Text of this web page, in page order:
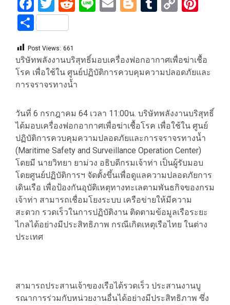
Share
Post Views: 661
บริษัทพลังงานบริสุทธิ์มอบเครื่องฟอกอากาศเพื่อฆ่าเชื้อ
โรค เพื่อใช้ใน ศูนย์ปฏิบัติการควบคุมความปลอดภัยและ
การจราจรทางน้ำ
วันที่ 6 กรกฎาคม 64 เวลา 11:00น. บริษัทพลังงานบริสุทธิ์
ได้มอบเครื่องฟอกอากาศเพื่อฆ่าเชื้อโรค เพื่อใช้ใน ศูนย์
ปฏิบัติการควบคุมความปลอดภัยและการจราจรทางน้ำ
(Maritime Safety and Surveillance Operation Center)
โดยมี นายวิทยา ยาม่วง อธิบดีกรมเจ้าท่า เป็นผู้รับมอบ
โดยศูนย์ปฏิบัติการฯ จัดตั้งขึ้นเพื่อดูแลความปลอดภัยการ
เดินเรือ เพื่อป้องกันอุบัติเหตุทางทะเลตามพันธกิจของกรม
เจ้าท่า สามารถเชื่อมโยงระบบ เครือข่ายให้มีความ
สะดวก รวดเร็วในการปฏิบัติงาน ติดตามข้อมูลเรือระยะ
ไกลได้อย่างมีประสิทธิภาพ กรณีเกิดเหตุเรือไทย ในต่าง
ประเทศ
สามารถประสานเจ้าของเรือได้รวดเร็ว ประสานงานบู
รณาการร่วมกับหน่วยงานอื่นได้อย่างมีประสิทธิภาพ ซึ่ง